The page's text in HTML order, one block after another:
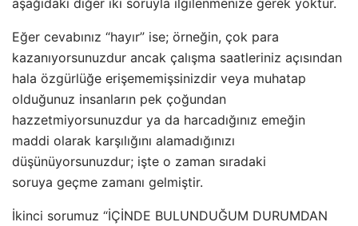
aşağıdaki diğer iki soruyla ilgilenmenize gerek yoktur.
Eğer cevabınız “hayır” ise; örneğin, çok para
kazanıyorsunuzdur ancak çalışma saatleriniz açısından
hala özgürlüğe erişememişsinizdir veya muhatap
olduğunuz insanların pek çoğundan
hazzetmiyorsunuzdur ya da harcadığınız emeğin
maddi olarak karşılığını alamadığınızı
düşünüyorsunuzdur; işte o zaman sıradaki
soruya geçme zamanı gelmiştir.
İkinci sorumuz “İÇİNDE BULUNDUĞUM DURUMDAN